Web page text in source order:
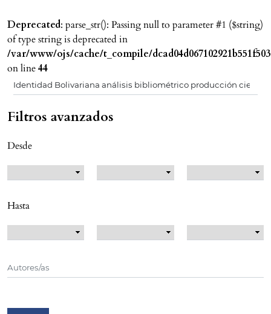
Deprecated: parse_str(): Passing null to parameter #1 ($string)
of type string is deprecated in
/var/www/ojs/cache/t_compile/
on line44
Filtros avanzados
Desde
Hasta